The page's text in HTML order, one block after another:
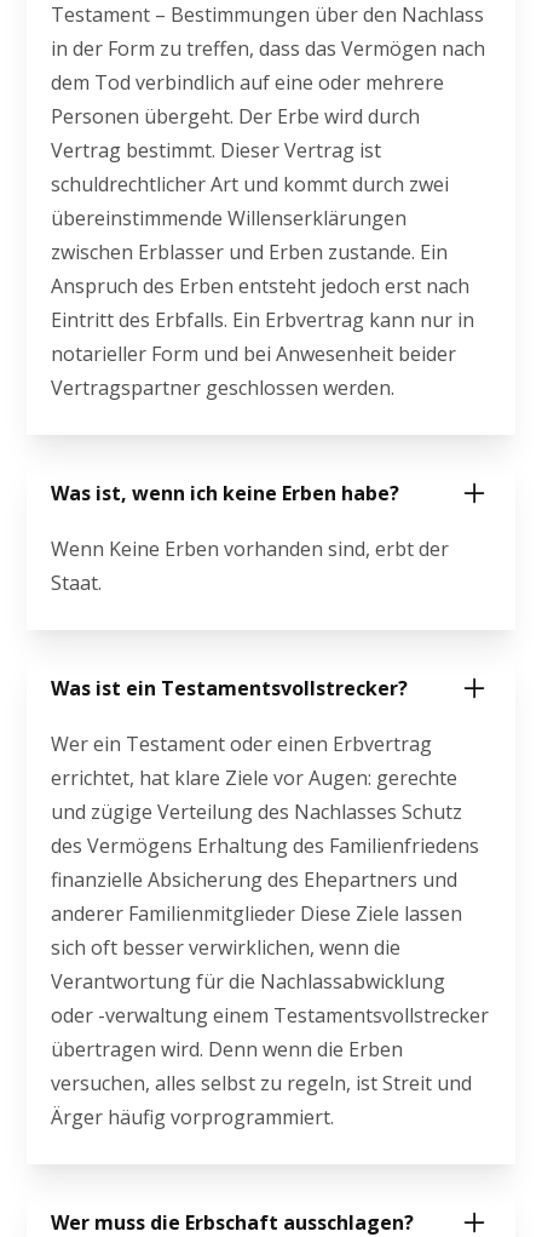
Testament – Bestimmungen über den Nachlass
in der Form zu treffen, dass das Vermögen nach
dem Tod verbindlich auf eine oder mehrere
Personen übergeht. Der Erbe wird durch
Vertrag bestimmt. Dieser Vertrag ist
schuldrechtlicher Art und kommt durch zwei
übereinstimmende Willenserklärungen
zwischen Erblasser und Erben zustande. Ein
Anspruch des Erben entsteht jedoch erst nach
Eintritt des Erbfalls. Ein Erbvertrag kann nur in
notarieller Form und bei Anwesenheit beider
Vertragspartner geschlossen werden.
Was ist, wenn ich keine Erben habe?
Wenn Keine Erben vorhanden sind, erbt der
Staat.
Was ist ein Testamentsvollstrecker?
Wer ein Testament oder einen Erbvertrag
errichtet, hat klare Ziele vor Augen: gerechte
und zügige Verteilung des Nachlasses Schutz
des Vermögens Erhaltung des Familienfriedens
finanzielle Absicherung des Ehepartners und
anderer Familienmitglieder Diese Ziele lassen
sich oft besser verwirklichen, wenn die
Verantwortung für die Nachlassabwicklung
oder -verwaltung einem Testamentsvollstrecker
übertragen wird. Denn wenn die Erben
versuchen, alles selbst zu regeln, ist Streit und
Ärger häufig vorprogrammiert.
Wer muss die Erbschaft ausschlagen?